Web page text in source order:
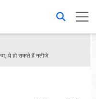
ये हो सकते हैं नतीजे